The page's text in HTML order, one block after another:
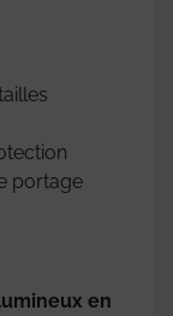
portage
en